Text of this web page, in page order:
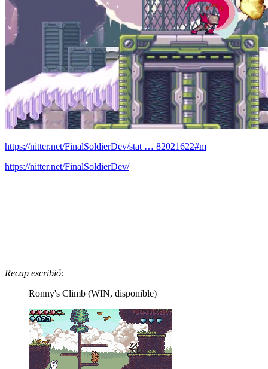
https://nitter.net/FinalSoldierDev/stat … 82021622#m
https://nitter.net/FinalSoldierDev/
Recap escribió:
Ronny's Climb (WIN, disponible)